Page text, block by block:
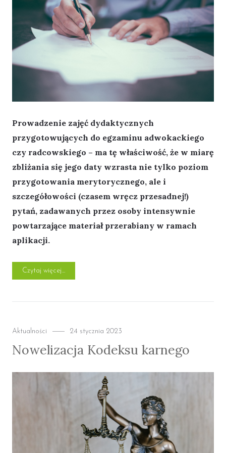
Prowadzenie zajęć dydaktycznych
przygotowujących do egzaminu adwokackiego
czy radcowskiego – ma tę właściwość, że w miarę
zbliżania się jego daty wzrasta nie tylko poziom
przygotowania merytorycznego, ale i
szczegółowości (czasem wręcz przesadnej!)
pytań, zadawanych przez osoby intensywnie
powtarzające materiał przerabiany w ramach
aplikacji.
Czytaj więcej
Categories
Aktualności
Posted
24 stycznia 2023
Nowelizacja Kodeksu karnego